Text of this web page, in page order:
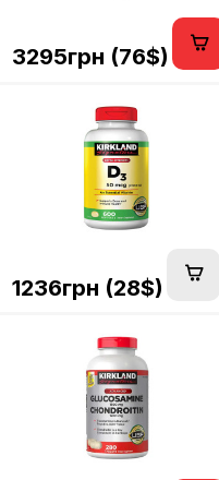
3295грн (76$)
1236грн (28$)